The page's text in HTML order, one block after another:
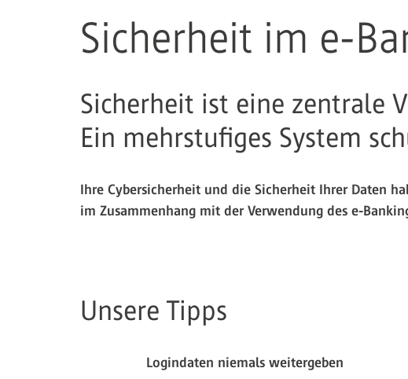
Sicherheit im e-
Sicherheit ist eine zentrale
Ein mehrstufiges System
Ihre Cybersicherheit und die Sicherheit Ihrer Daten
im Zusammenhang mit der Verwendung des e-
Unsere Tipps
Logindaten niemals weitergeben